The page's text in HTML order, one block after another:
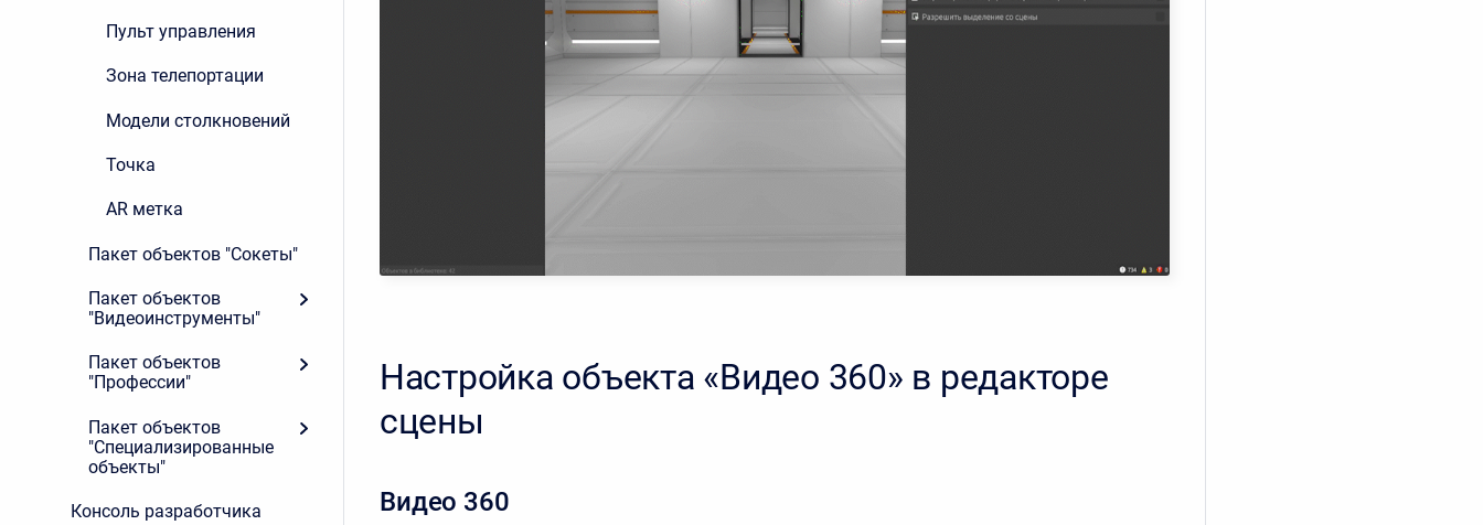
Пульт управления
Зона телепортации
Модели столкновений
Точка
AR метка
Пакет объектов "Сокеты"
Пакет объектов
"Видеоинструменты"
Пакет объектов
"Профессии"
Пакет объектов
"Специализированные
объекты"
Консоль разработчика
Настройка объекта «Видео 360» в редакторе
сцены
Видео 360